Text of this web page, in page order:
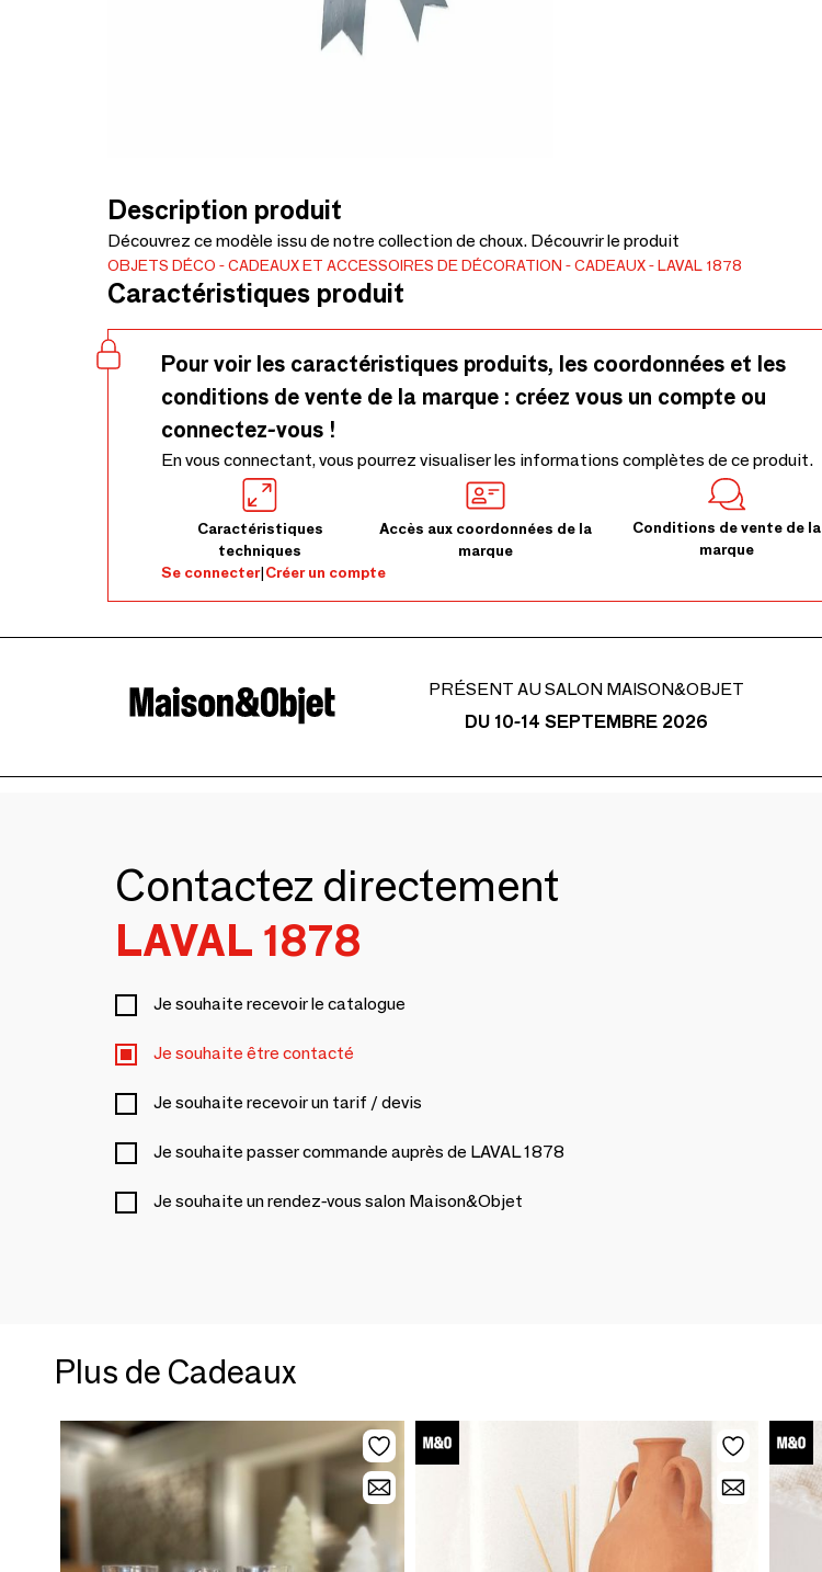
Description produit
Découvrez ce modèle issu de notre collection de choux. Découvrir le produit
OBJETS DÉCO CADEAUX ET ACCESSOIRES DE DÉCORATION CADEAUX LAVAL 1878
Caractéristiques produit
Pour voir les caractéristiques produits, les coordonnées et les
conditions de vente de la marque : créez vous un compte ou
connectez-vous !
En vous connectant, vous pourrez visualiser les informations complètes de ce produit.
Caractéristiques
techniques
Accès aux coordonnées de la
marque
Conditions de vente de la
marque
Se connecter|Créer un compte
PRÉSENT AU SALON MAISON&OBJET
DU 10-14 SEPTEMBRE 2026
Contactez directement
LAVAL 1878
Je souhaite recevoir le catalogue
Je souhaite être contacté
Je souhaite recevoir un tarif / devis
Je souhaite passer commande auprès de LAVAL 1878
Je souhaite un rendez-vous salon Maison&Objet
Plus de Cadeaux